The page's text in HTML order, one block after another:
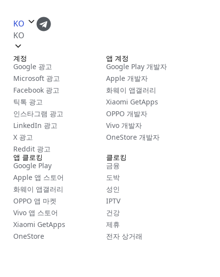
KO
KO
계정
Google 광고
Microsoft 광고
Facebook 광고
틱톡 광고
인스타그램 광고
LinkedIn 광고
X 광고
Reddit 광고
클로킹
금융
도박
성인
IPTV
건강
제휴
전자 상거래
앱 계정
Google Play 개발자
Apple 개발자
화웨이 앱갤러리
Xiaomi GetApps
OPPO 개발자
Vivo 개발자
OneStore 개발자
앱 클로킹
Google Play
Apple 앱 스토어
화웨이 앱갤러리
OPPO 앱 마켓
Vivo 앱 스토어
Xiaomi GetApps
OneStore